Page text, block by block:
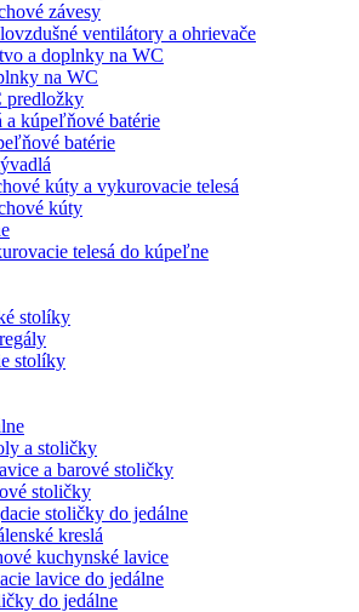
závesy
ventilátory a ohrievače
a doplnky na WC
na WC
predložky
a kúpeľňové batérie
batérie
kúty a vykurovacie telesá
kúty
telesá do kúpeľne
stolíky
stolíky
a stoličky
a barové stoličky
stoličky
stoličky do jedálne
kreslá
kuchynské lavice
lavice do jedálne
do jedálne